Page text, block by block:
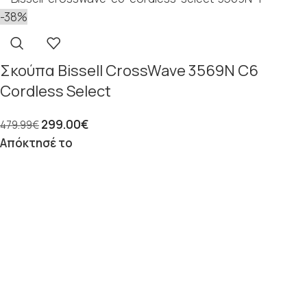
-38%
Σκούπα Bissell CrossWave 3569N C6
Cordless Select
479.99€299.00€
Απόκτησέ το